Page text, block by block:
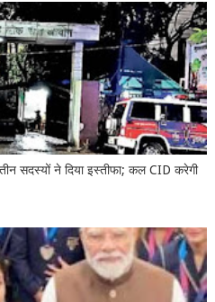
सदस्यों ने दिया इस्तीफा; कल CID करेगी